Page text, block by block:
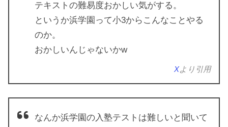
テキストの難易度おかしい気がする。
というか浜学園って小3からこんなことやる
のか。
おかしいんじゃないかw
Xより引用
なんか浜学園の入塾テストは難しいと聞いて